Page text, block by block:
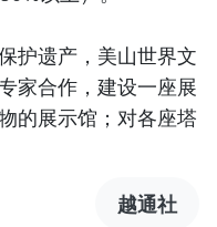
护遗产，美山世界文
家合作，建设一座展
的展示馆；对各座塔
越通社